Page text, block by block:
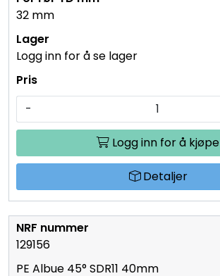
32 mm
Logg inn for å se lager
-
Logg inn for å kjøpe
Detaljer
129156